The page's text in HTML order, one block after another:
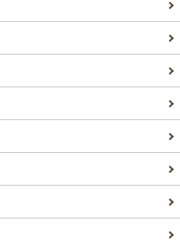
は非常に充実してい
プログラムは、種類